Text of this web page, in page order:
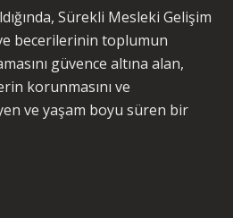
Sürekli Mesleki Gelişim
becerilerinin toplumun
güvence altına alan,
korunmasını ve
ve yaşam boyu süren bir